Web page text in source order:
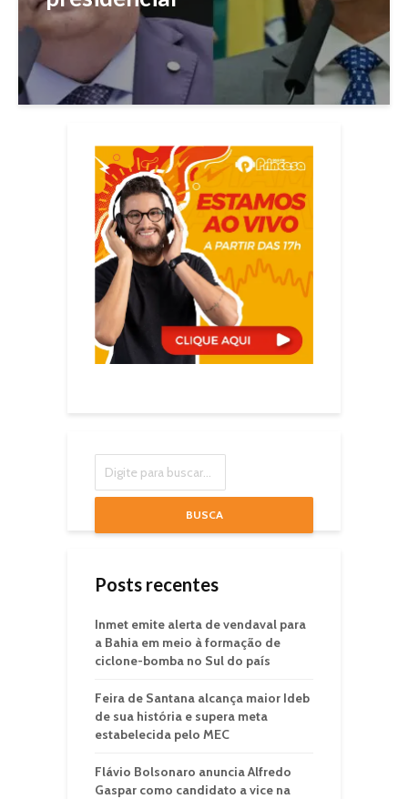
BUSCA
Posts recentes
Inmet emite alerta de vendaval para
a Bahia em meio à formação de
ciclone-bomba no Sul do país
Feira de Santana alcança maior Ideb
de sua história e supera meta
estabelecida pelo MEC
Flávio Bolsonaro anuncia Alfredo
Gaspar como candidato a vice na